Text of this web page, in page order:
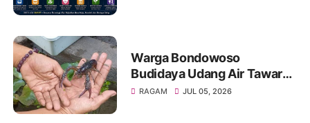
Warga Bondowoso
Budidaya Udang Air Tawar
Hasilkan Cuan Yang Luar
RAGAM JUL 05, 2026